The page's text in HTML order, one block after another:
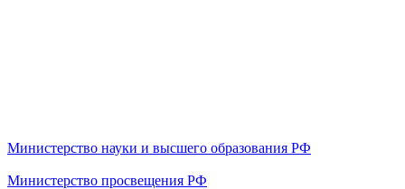
Министерство науки и высшего образования РФ
Министерство просвещения РФ